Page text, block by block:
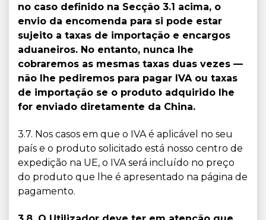
no caso definido na Secção 3.1 acima, o
envio da encomenda para si pode estar
sujeito a taxas de importação e encargos
aduaneiros. No entanto, nunca lhe
cobraremos as mesmas taxas duas vezes —
não lhe pediremos para pagar IVA ou taxas
de importação se o produto adquirido lhe
for enviado diretamente da China.
3.7. Nos casos em que o IVA é aplicável no seu
país e o produto solicitado está nosso centro de
expedição na UE, o IVA será incluído no preço
do produto que lhe é apresentado na página de
pagamento.